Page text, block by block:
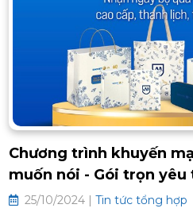
Chương trình khuyến
muốn nói - Gói trọn yêu
25/10/2024 | Tin tức tổng hợp